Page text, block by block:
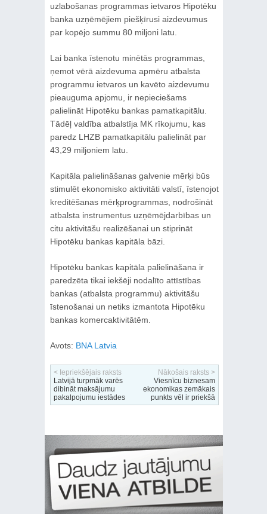
uzlabošanas programmas ietvaros Hipotēku
banka uzņēmējiem piešķīrusi aizdevumus
par kopējo summu 80 miljoni latu.
Lai banka īstenotu minētās programmas,
ņemot vērā aizdevuma apmēru atbalsta
programmu ietvaros un kavēto aizdevumu
pieauguma apjomu, ir nepieciešams
palielināt Hipotēku bankas pamatkapitālu.
Tādēļ valdība atbalstīja MK rīkojumu, kas
paredz LHZB pamatkapitālu palielināt par
43,29 miljoniem latu.
Kapitāla palielināšanas galvenie mērķi būs
stimulēt ekonomisko aktivitāti valstī, īstenojot
kreditēšanas mērķprogrammas, nodrošināt
atbalsta instrumentus uzņēmējdarbības un
citu aktivitāšu realizēšanai un stiprināt
Hipotēku bankas kapitāla bāzi.
Hipotēku bankas kapitāla palielināšana ir
paredzēta tikai iekšēji nodalīto attīstības
bankas (atbalsta programmu) aktivitāšu
īstenošanai un netiks izmantota Hipotēku
bankas komercaktivitātēm.
Avots: BNA Latvia
< Iepriekšējais raksts
Latvijā turpmāk varēs
dibināt maksājumu
pakalpojumu iestādes
Nākošais raksts >
Viesnīcu biznesam
ekonomikas zemākais
punkts vēl ir priekšā